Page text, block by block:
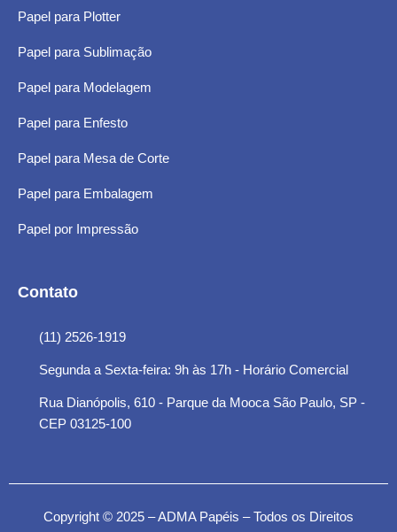
Papel para Plotter
Papel para Sublimação
Papel para Modelagem
Papel para Enfesto
Papel para Mesa de Corte
Papel para Embalagem
Papel por Impressão
Contato
(11) 2526-1919
Segunda a Sexta-feira: 9h às 17h - Horário Comercial
Rua Dianópolis, 610 - Parque da Mooca São Paulo, SP -
CEP 03125-100
Copyright © 2025 – ADMA Papéis – Todos os Direitos